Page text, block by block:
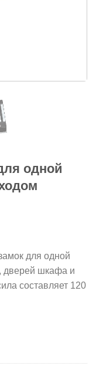
одной
для одной
дверей шкафа и
составляет 120